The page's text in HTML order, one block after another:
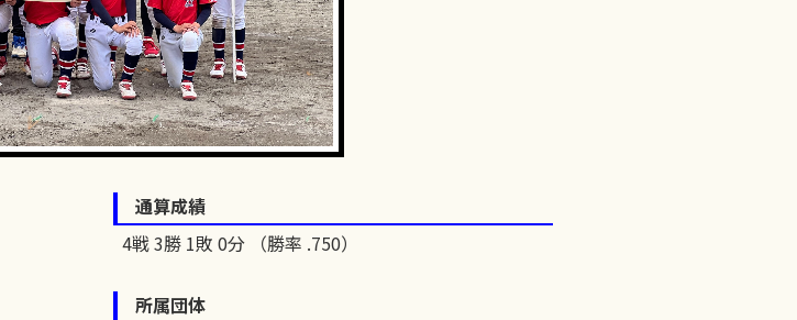
通算成績
4戦 3勝 1敗 0分 （勝率 .750）
所属団体